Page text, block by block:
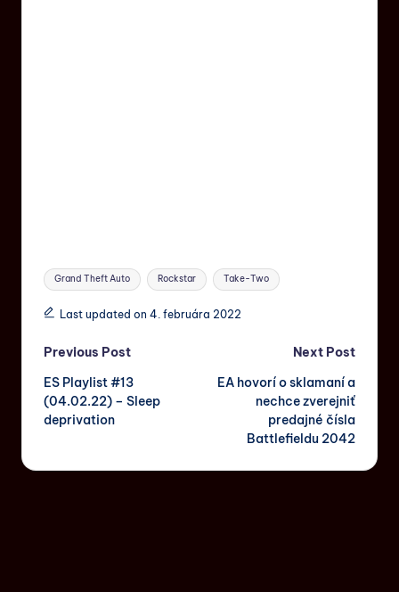
Grand Theft Auto Rockstar Take-Two
Last updated on 4. februára 2022
Previous Post
ES Playlist #13
(04.02.22) – Sleep
deprivation
Next Post
EA hovorí o sklamaní a
nechce zverejniť
predajné čísla
Battlefieldu 2042